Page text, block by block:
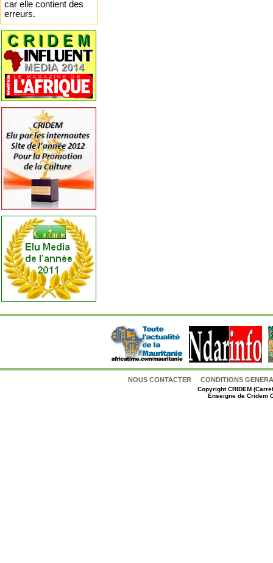
NOUS CONTACTER CONDITIONS
CopyrightCRIDEM
Enseigne de Cridem